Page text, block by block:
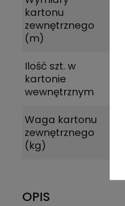
kartonu
zewnętrznego
(m)
Ilość szt. w
kartonie
wewnętrznym
Waga kartonu
zewnętrznego
(kg)
OPIS